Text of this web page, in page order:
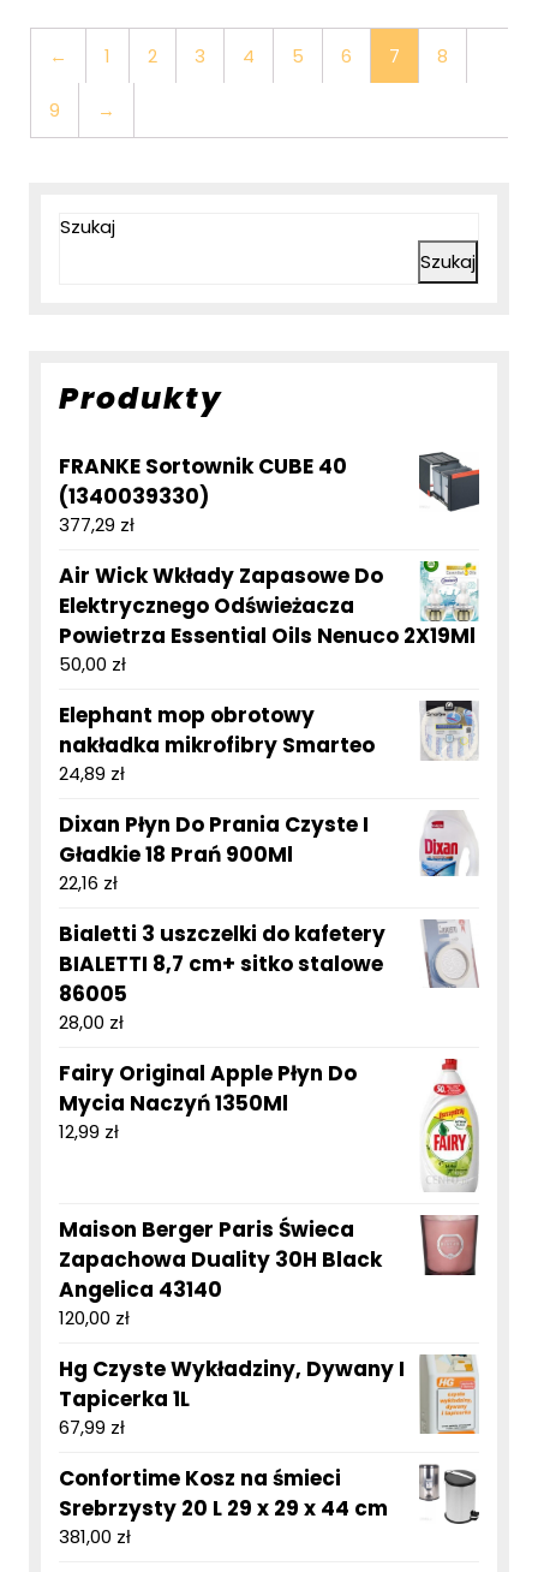
← 1 2 3 4 5 6 7 8
9 →
Szukaj
Szukaj
Produkty
FRANKE Sortownik CUBE 40
(1340039330)
377,29 zł
Air Wick Wkłady Zapasowe Do
Elektrycznego Odświeżacza
Powietrza Essential Oils Nenuco 2X19Ml
50,00 zł
Elephant mop obrotowy
nakładka mikrofibry Smarteo
24,89 zł
Dixan Płyn Do Prania Czyste I
Gładkie 18 Prań 900Ml
22,16 zł
Bialetti 3 uszczelki do kafetery
BIALETTI 8,7 cm+ sitko stalowe
86005
28,00 zł
Fairy Original Apple Płyn Do
Mycia Naczyń 1350Ml
12,99 zł
Maison Berger Paris Świeca
Zapachowa Duality 30H Black
Angelica 43140
120,00 zł
Hg Czyste Wykładziny, Dywany I
Tapicerka 1L
67,99 zł
Confortime Kosz na śmieci
Srebrzysty 20 L 29 x 29 x 44 cm
381,00 zł